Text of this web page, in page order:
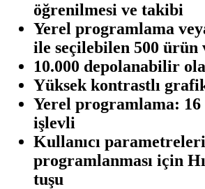
öğrenilmesi ve takibi
Yerel programlama
ile seçilebilen 500 ürün
10.000 depolanabilir
Yüksek kontrastlı
Yerel programlama: 16
işlevli
Kullanıcı
programlanması için
tuşu